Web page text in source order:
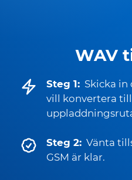
WAV
Steg 1: Skicka in
vill konvertera till
Steg 2: Vänta
GSM är klar.